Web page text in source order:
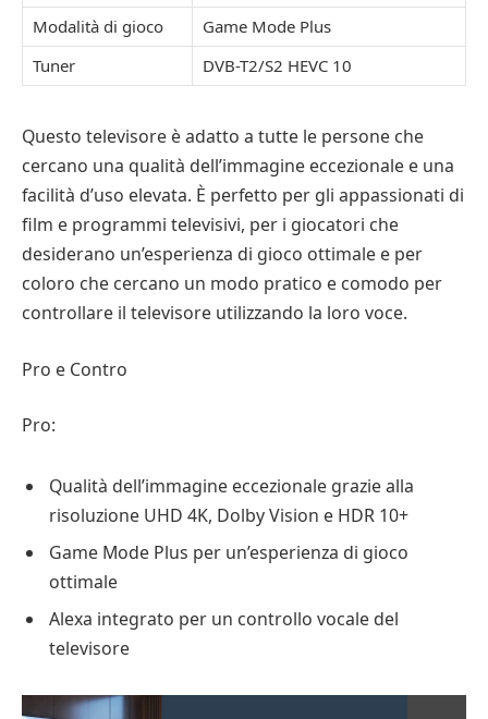
Modalità di gioco
Game Mode Plus
Tuner
DVB-T2/S2 HEVC 10
Questo televisore è adatto a tutte le persone che
cercano una qualità dell’immagine eccezionale e una
facilità d’uso elevata. È perfetto per gli appassionati di
film e programmi televisivi, per i giocatori che
desiderano un’esperienza di gioco ottimale e per
coloro che cercano un modo pratico e comodo per
controllare il televisore utilizzando la loro voce.
Pro e Contro
Pro:
Qualità dell’immagine eccezionale grazie alla
risoluzione UHD 4K, Dolby Vision e HDR 10+
Game Mode Plus per un’esperienza di gioco
ottimale
Alexa integrato per un controllo vocale del
televisore